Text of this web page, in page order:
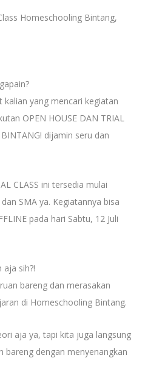
Homeschooling Bintang,
yang mencari kegiatan
OPEN HOUSE DAN TRIAL
BINTANG! dijamin seru dan
CLASS ini tersedia mulai
SMA ya. Kegiatannya bisa
pada hari Sabtu, 12 Juli
aja sih?!
bareng dan merasakan
di Homeschooling Bintang.
aja ya, tapi kita juga langsung
bareng dengan menyenangkan